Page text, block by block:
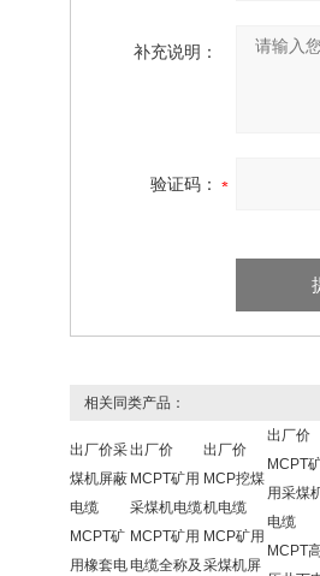
补充说明：
验证码：
相关同类产品：
出厂价采
煤机屏蔽
电缆
MCPT矿
用橡套电
出厂价
MCPT矿用
采煤机电缆
MCPT矿用
电缆全称及
出厂价
MCP挖煤
机电缆
MCP矿用
采煤机屏
出厂价
MCPT
用采煤
电缆
MCPT